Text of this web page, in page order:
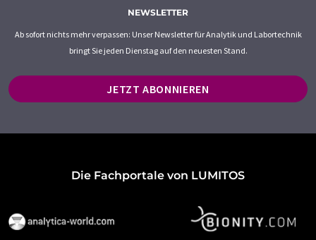
NEWSLETTER
Ab sofort nichts mehr verpassen: Unser Newsletter für Analytik und Labortechnik
bringt Sie jeden Dienstag auf den neuesten Stand.
JETZT ABONNIEREN
Die Fachportale von LUMITOS